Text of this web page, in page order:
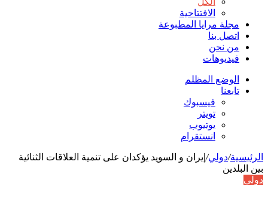
الافتتاحیة
مجلة مرايا المطبوعة
اتصل بنا
من نحن
فيديوهات
الوضع المظلم
تابعنا
فيسبوك
تويتر
يوتيوب
انستقرام
الرئيسية/دولي/ إيران و السويد يؤكدان على تنمیة العلاقات الثنائیة
بین البلدین
دولي